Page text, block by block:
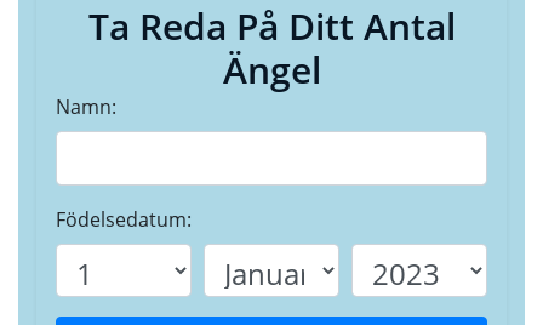
Ta Reda På Ditt Antal
Ängel
Namn:
Födelsedatum: